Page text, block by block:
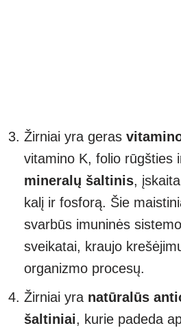
Žirniai yra geras
vitamino K, folio rūgšties
mineralų šaltinis,
kalį ir fosforą. Šie
svarbūs imuninės
sveikatai, kraujo
organizmo procesų.
Žirniai yra natūralūs
šaltiniai, kurie padeda